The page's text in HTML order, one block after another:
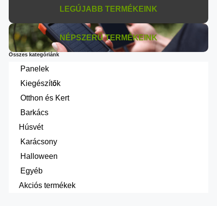
LEGÚJABB TERMÉKEINK
NÉPSZERŰ TERMÉKEINK
Összes kategóriánk
Panelek
Kiegészítők
Otthon és Kert
Barkács
Húsvét
Karácsony
Halloween
Egyéb
Akciós termékek